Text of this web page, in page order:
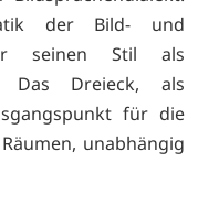
der Bild- und
er seinen Stil als
Das Dreieck, als
für die
unabhängig